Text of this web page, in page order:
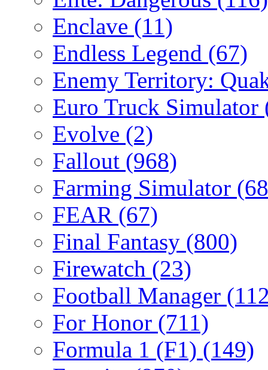
Enclave (11)
Endless Legend (67)
Enemy Territory:
Euro Truck Simulator
Evolve (2)
Fallout (968)
Farming Simulator
FEAR (67)
Final Fantasy (800)
Firewatch (23)
Football Manager
For Honor (711)
Formula 1 (F1) (149)